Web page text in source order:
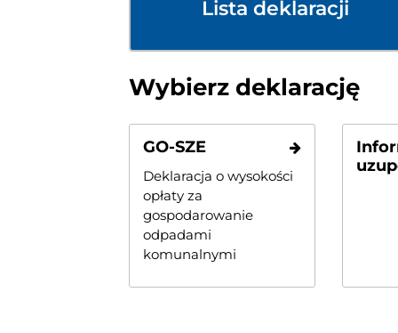
Lista deklaracji
Wybierz deklarację
GO-SZE
Deklaracja o wysokości
opłaty za
gospodarowanie
odpadami
komunalnymi